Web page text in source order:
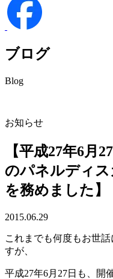
ブログ
Blog
お知らせ
【平成27年6月
のパネルディ
を務めました】
2015.06.29
これまでも何度もお世
すが、
平成27年6月27日も、開